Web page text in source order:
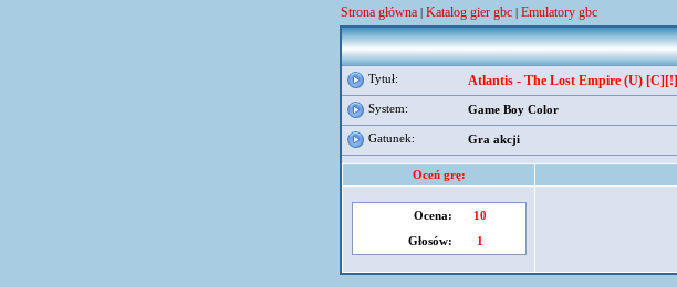
Strona główna | Katalog gier gbc | Emulatory gbc
Tytuł: Atlantis - The Lost Empire (U) [C][!]
System: Game Boy Color
Gatunek: Gra akcji
Oceń grę:
Ocena:
10
Głosów:
1